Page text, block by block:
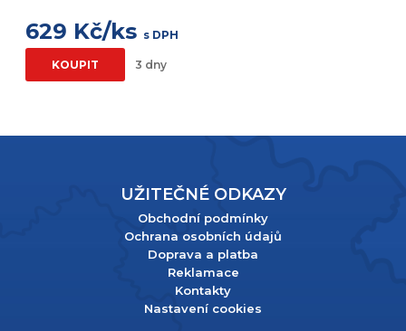
629 Kč/ks s DPH
KOUPIT 3 dny
UŽITEČNÉ ODKAZY
Obchodní podmínky
Ochrana osobních údajů
Doprava a platba
Reklamace
Kontakty
Nastavení cookies